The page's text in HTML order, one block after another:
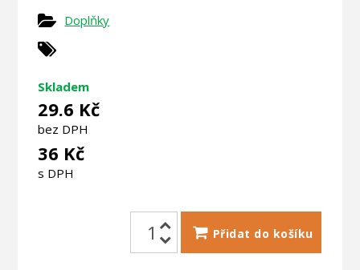
Doplňky
Skladem
29.6 Kč
bez DPH
36 Kč
s DPH
Přidat do košíku